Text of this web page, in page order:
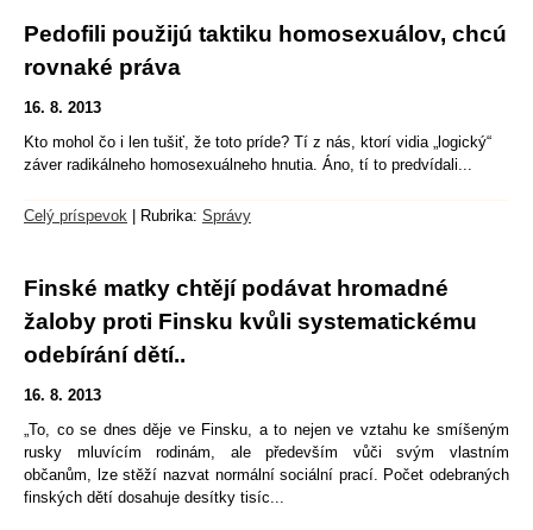
Pedofili použijú taktiku homosexuálov, chcú
rovnaké práva
16. 8. 2013
Kto mohol čo i len tušiť, že toto príde? Tí z nás, ktorí vidia „logický“
záver radikálneho homosexuálneho hnutia. Áno, tí to predvídali...
Celý príspevok Rubrika: Správy
Finské matky chtějí podávat hromadné
žaloby proti Finsku kvůli systematickému
odebírání dětí..
16. 8. 2013
„To, co se dnes děje ve Finsku, a to nejen ve vztahu ke smíšeným
rusky mluvícím rodinám, ale především vůči svým vlastním
občanům, lze stěží nazvat normální sociální prací. Počet odebraných
finských dětí dosahuje desítky tisíc...